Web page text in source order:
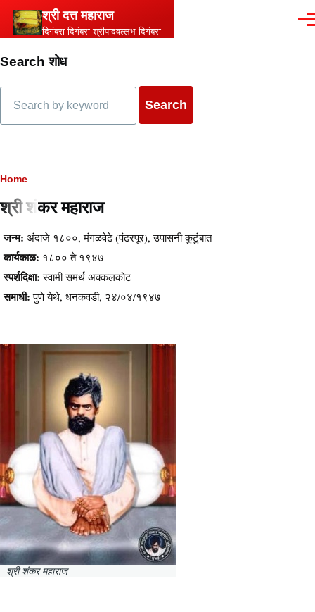
Skip to main content
श्री दत्त महाराज
दिगंबरा दिगंबरा श्रीपादवल्लभ दिगंबरा
Search शोध
Breadcrumb
Home
श्री शंकर महाराज
Content
जन्म: अंदाजे १८००, मंगळवेढे (पंढरपूर), उपासनी कुटुंबात
कार्यकाळ: १८०० ते १९४७
स्पर्शदिक्षा: स्वामी समर्थ अक्कलकोट
समाधी: पुणे येथे, धनकवडी, २४/०४/१९४७
श्री शंकर महाराज